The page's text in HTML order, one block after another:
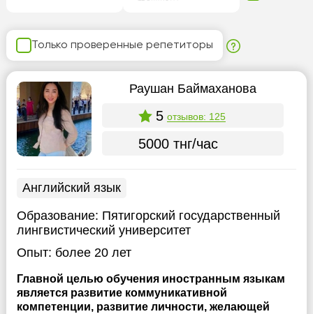
Только проверенные репетиторы
Раушан Баймаханова
5 отзывов: 125
5000 тнг/час
Английский язык
Образование: Пятигорский государственный
лингвистический университет
Опыт: более 20 лет
Главной целью обучения иностранным языкам
является развитие коммуникативной
компетенции, развитие личности, желающей